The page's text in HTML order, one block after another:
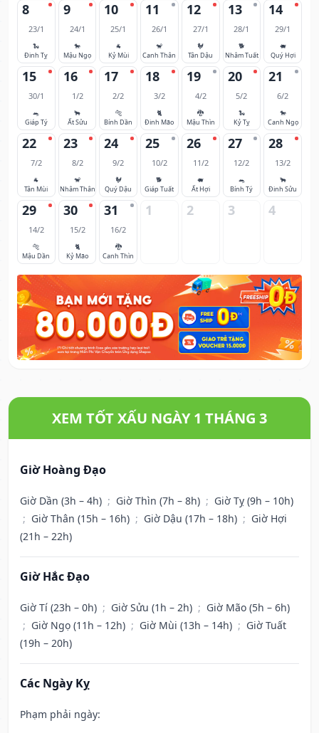
8
23/1
🐍
Đinh Tỵ
9
24/1
🐎
Mậu Ngọ
10
25/1
🐐
Kỷ Mùi
11
26/1
🐒
Canh Thân
12
27/1
🐓
Tân Dậu
13
28/1
🐕
Nhâm Tuất
14
29/1
🐖
Quý Hợi
15
30/1
🐀
Giáp Tý
16
1/2
🐂
Ất Sửu
17
2/2
🐅
Bính Dần
18
3/2
🐈
Đinh Mão
19
4/2
🐉
Mậu Thìn
20
5/2
🐍
Kỷ Tỵ
21
6/2
🐎
Canh Ngọ
22
7/2
🐐
Tân Mùi
23
8/2
🐒
Nhâm Thân
24
9/2
🐓
Quý Dậu
25
10/2
🐕
Giáp Tuất
26
11/2
🐖
Ất Hợi
27
12/2
🐀
Bính Tý
28
13/2
🐂
Đinh Sửu
29
14/2
🐅
Mậu Dần
30
15/2
🐈
Kỷ Mão
31
16/2
🐉
Canh Thìn
1 2 3 4
XEM TỐT XẤU NGÀY 1 THÁNG 3
Giờ Hoàng Đạo
Giờ Dần (3h – 4h) ; Giờ Thìn (7h – 8h) ; Giờ Tỵ (9h – 10h)
; Giờ Thân (15h – 16h) ; Giờ Dậu (17h – 18h) ; Giờ Hợi
(21h – 22h)
Giờ Hắc Đạo
Giờ Tí (23h – 0h) ; Giờ Sửu (1h – 2h) ; Giờ Mão (5h – 6h)
; Giờ Ngọ (11h – 12h) ; Giờ Mùi (13h – 14h) ; Giờ Tuất
(19h – 20h)
Các Ngày Kỵ
Phạm phải ngày: